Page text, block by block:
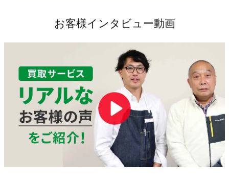
お客様インタビュー動画